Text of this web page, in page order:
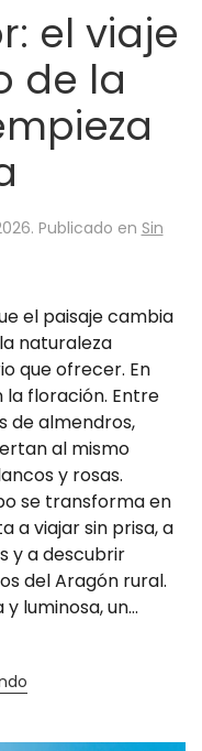
el viaje
de la
. Publicado en Sin
el paisaje cambia
naturaleza
que ofrecer. En
floración. Entre
de almendros,
al mismo
y rosas.
se transforma en
a viajar sin prisa, a
y a descubrir
del Aragón rural.
luminosa, un...